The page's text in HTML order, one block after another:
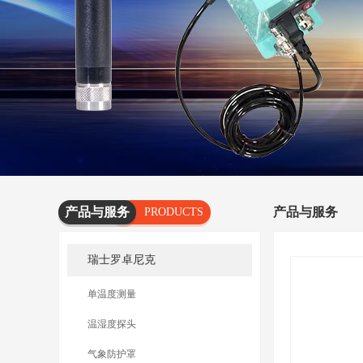
产品与服务
PRODUCTS
SERVICES
瑞士罗卓尼克
单温度测量
温湿度探头
气象防护罩
产品与服务